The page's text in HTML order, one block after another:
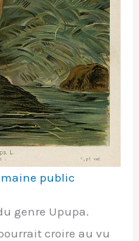
public
genre Upupa.
croire au vu